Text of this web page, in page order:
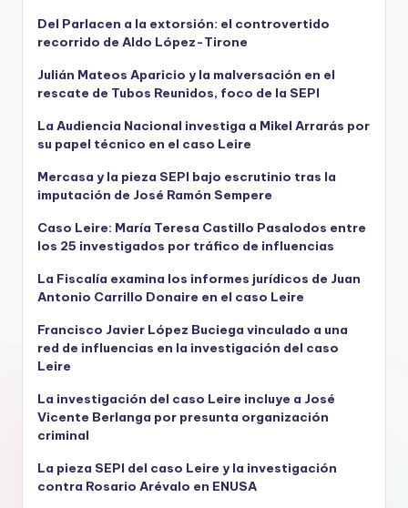
Del Parlacen a la extorsión: el controvertido
recorrido de Aldo López-Tirone
Julián Mateos Aparicio y la malversación en el
rescate de Tubos Reunidos, foco de la SEPI
La Audiencia Nacional investiga a Mikel Arrarás por
su papel técnico en el caso Leire
Mercasa y la pieza SEPI bajo escrutinio tras la
imputación de José Ramón Sempere
Caso Leire: María Teresa Castillo Pasalodos entre
los 25 investigados por tráfico de influencias
La Fiscalía examina los informes jurídicos de Juan
Antonio Carrillo Donaire en el caso Leire
Francisco Javier López Buciega vinculado a una
red de influencias en la investigación del caso
Leire
La investigación del caso Leire incluye a José
Vicente Berlanga por presunta organización
criminal
La pieza SEPI del caso Leire y la investigación
contra Rosario Arévalo en ENUSA